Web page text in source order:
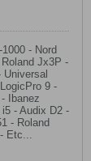
- Nord
Jx3P -
9 -
Ibanez
- Audix D2 -
- Roland
Etc...